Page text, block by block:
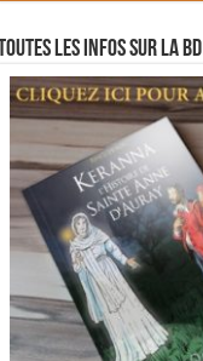
les infos sur la BD